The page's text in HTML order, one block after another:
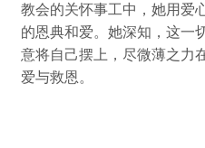
教会的关怀事工中，她用爱
的恩典和爱。她深知，这一
意将自己摆上 ，尽微薄之力
爱与救恩。